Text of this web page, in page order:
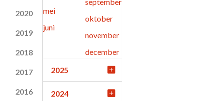
2020
2019
2018
2017
2016
mei
juni
oktober
november
december
2025
2024